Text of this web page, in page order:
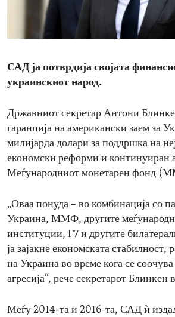
ENVIRONMENT AND HEALTH
IDEALS AND INSTITUTIONS
САД ја потврдија својата
украинскиот народ.
Државниот секретар Антони
гаранција на американски заем за
милијарда долари за поддршка на
економски реформи и континуиран
Меѓународниот монетарен фонд
„Оваа понуда – во комбинација со
Украина, ММФ, другите
институции, Г7 и другите
ја зајакне економската стабилност,
на Украина во време кога се соочува
агресија“, рече секретарот
Меѓу 2014-та и 2016-та, САД ѝ